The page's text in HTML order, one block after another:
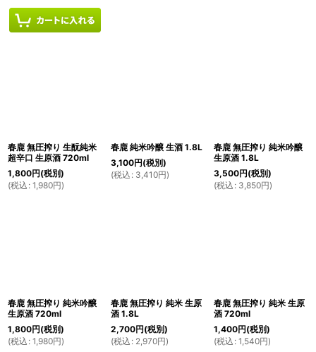
春鹿 無圧搾り 生酛純米
超辛口 生原酒 720ml
1,800円(税別)
(税込 : 1,980円)
春鹿 純米吟醸 生酒 1.8L
3,100円(税別)
(税込 : 3,410円)
春鹿 無圧搾り 純米吟醸
生原酒 1.8L
3,500円(税別)
(税込 : 3,850円)
春鹿 無圧搾り 純米吟醸
生原酒 720ml
1,800円(税別)
(税込 : 1,980円)
春鹿 無圧搾り 純米 生原
酒 1.8L
2,700円(税別)
(税込 : 2,970円)
春鹿 無圧搾り 純米 生原
酒 720ml
1,400円(税別)
(税込 : 1,540円)